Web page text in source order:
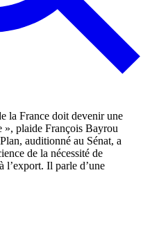
auditionné au Sénat, a
de la nécessité de
l’export. Il parle d’une